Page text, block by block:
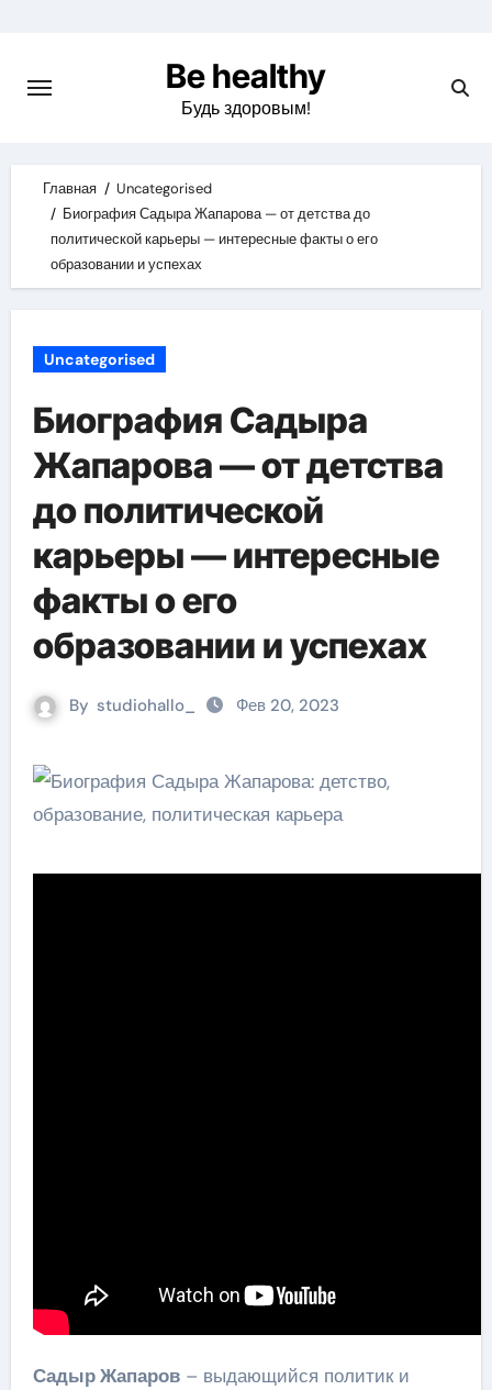
content
Be healthy
Будь здоровым!
Главная
Uncategorised
Биография Садыра Жапарова — от детства до
политической карьеры — интересные факты о его
образовании и успехах
Uncategorised
Биография Садыра
Жапарова — от детства
до политической
карьеры — интересные
факты о его
образовании и успехах
By studiohallo_ Фев 20, 2023
Садыр Жапаров– выдающийся политик и